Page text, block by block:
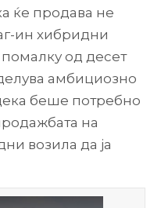
ќе продава не
ин хибридни
од десет
амбициозно
беше потребно
на
возила да ја